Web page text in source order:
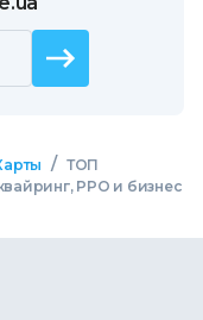
/ ТОП
РРО и бизнес